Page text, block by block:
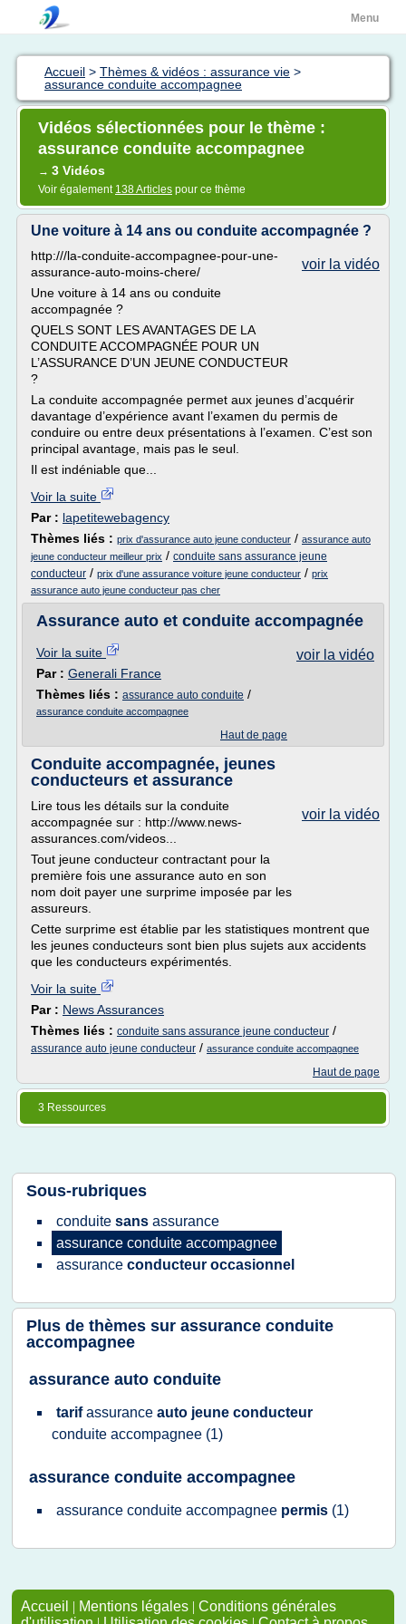
Menu
Accueil > Thèmes & vidéos : assurance vie >
assurance conduite accompagnee
Vidéos sélectionnées pour le thème :
assurance conduite accompagnee
→ 3 Vidéos
Voir également 138 Articles pour ce thème
Une voiture à 14 ans ou conduite accompagnée ?
voir la vidéo
http:///la-conduite-accompagnee-pour-une-
assurance-auto-moins-chere/
Une voiture à 14 ans ou conduite
accompagnée ?
QUELS SONT LES AVANTAGES DE LA
CONDUITE ACCOMPAGNÉE POUR UN
L’ASSURANCE D’UN JEUNE CONDUCTEUR
?
La conduite accompagnée permet aux jeunes d’acquérir
davantage d’expérience avant l’examen du permis de
conduire ou entre deux présentations à l’examen. C’est son
principal avantage, mais pas le seul.
Il est indéniable que...
Voir la suite
Par : lapetitewebagency
Thèmes liés : prix d'assurance auto jeune conducteur / assurance auto
jeune conducteur meilleur prix / conduite sans assurance jeune
conducteur / prix d'une assurance voiture jeune conducteur / prix
assurance auto jeune conducteur pas cher
Assurance auto et conduite accompagnée
voir la vidéo
Voir la suite
Par : Generali France
Thèmes liés : assurance auto conduite /
assurance conduite accompagnee
Haut de page
Conduite accompagnée, jeunes
conducteurs et assurance
voir la vidéo
Lire tous les détails sur la conduite
accompagnée sur : http://www.news-
assurances.com/videos...
Tout jeune conducteur contractant pour la
première fois une assurance auto en son
nom doit payer une surprime imposée par les
assureurs.
Cette surprime est établie par les statistiques montrent que
les jeunes conducteurs sont bien plus sujets aux accidents
que les conducteurs expérimentés.
Voir la suite
Par : News Assurances
Thèmes liés : conduite sans assurance jeune conducteur /
assurance auto jeune conducteur / assurance conduite accompagnee
Haut de page
3 Ressources
Sous-rubriques
conduite sans assurance
assurance conduite accompagnee
assurance conducteur occasionnel
Plus de thèmes sur assurance conduite
accompagnee
assurance auto conduite
tarifassurance auto jeune conducteur
conduite accompagnee (1)
assurance conduite accompagnee
assurance conduite accompagnee permis (1)
Accueil | Mentions légales | Conditions générales